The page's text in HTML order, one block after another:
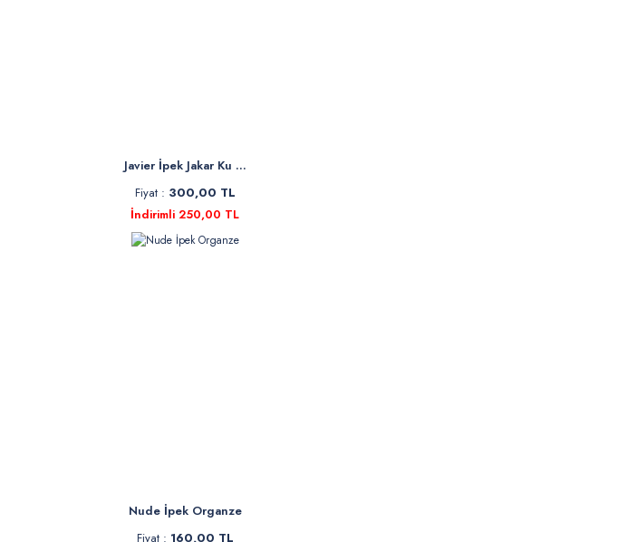
Javier İpek Jakar Ku ...
Fiyat : 300,00 TL
İndirimli 250,00 TL
Nude İpek Organze
Fiyat : 160,00 TL